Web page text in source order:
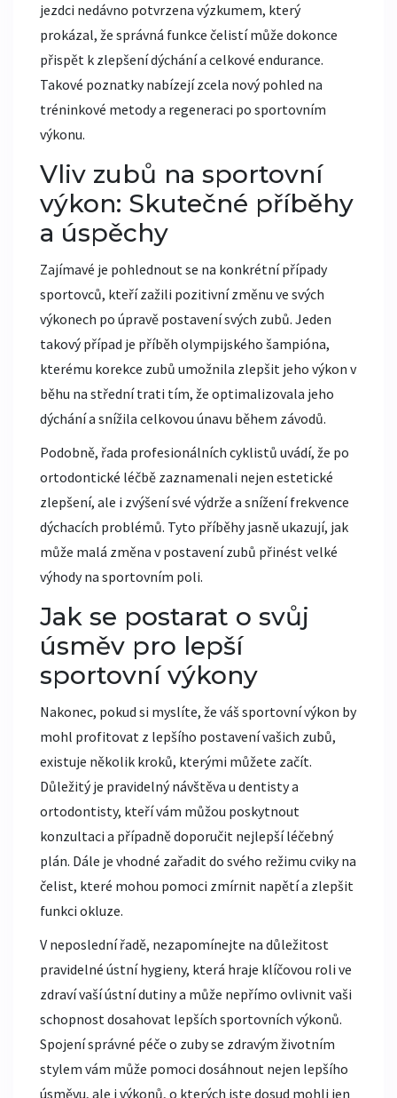
jezdci nedávno potvrzena výzkumem, který
prokázal, že správná funkce čelistí může dokonce
přispět k zlepšení dýchání a celkové endurance.
Takové poznatky nabízejí zcela nový pohled na
tréninkové metody a regeneraci po sportovním
výkonu.
Vliv zubů na sportovní
výkon: Skutečné příběhy
a úspěchy
Zajímavé je pohlednout se na konkrétní případy
sportovců, kteří zažili pozitivní změnu ve svých
výkonech po úpravě postavení svých zubů. Jeden
takový případ je příběh olympijského šampióna,
kterému korekce zubů umožnila zlepšit jeho výkon v
běhu na střední trati tím, že optimalizovala jeho
dýchání a snížila celkovou únavu během závodů.
Podobně, řada profesionálních cyklistů uvádí, že po
ortodontické léčbě zaznamenali nejen estetické
zlepšení, ale i zvýšení své výdrže a snížení frekvence
dýchacích problémů. Tyto příběhy jasně ukazují, jak
může malá změna v postavení zubů přinést velké
výhody na sportovním poli.
Jak se postarat o svůj
úsměv pro lepší
sportovní výkony
Nakonec, pokud si myslíte, že váš sportovní výkon by
mohl profitovat z lepšího postavení vašich zubů,
existuje několik kroků, kterými můžete začít.
Důležitý je pravidelný návštěva u dentisty a
ortodontisty, kteří vám můžou poskytnout
konzultaci a případně doporučit nejlepší léčebný
plán. Dále je vhodné zařadit do svého režimu cviky na
čelist, které mohou pomoci zmírnit napětí a zlepšit
funkci okluze.
V neposlední řadě, nezapomínejte na důležitost
pravidelné ústní hygieny, která hraje klíčovou roli ve
zdraví vaší ústní dutiny a může nepřímo ovlivnit vaši
schopnost dosahovat lepších sportovních výkonů.
Spojení správné péče o zuby se zdravým životním
stylem vám může pomoci dosáhnout nejen lepšího
úsměvu, ale i výkonů, o kterých jste dosud mohli jen